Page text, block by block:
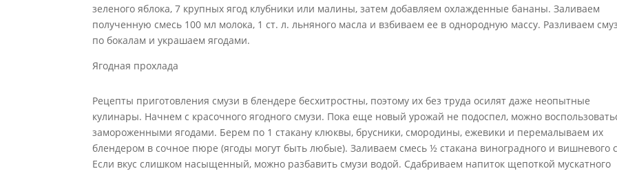
зеленого яблока, 7 крупных ягод клубники или малины, затем добавляем охлажденные бананы. Заливаем
полученную смесь 100 мл молока, 1 ст. л. льняного масла и взбиваем ее в однородную массу. Разливаем
по бокалам и украшаем ягодами.
Ягодная прохлада
Рецепты приготовления смузи в блендере бесхитростны, поэтому их без труда осилят даже неопытные
кулинары. Начнем с красочного ягодного смузи. Пока еще новый урожай не подоспел, можно
замороженными ягодами. Берем по 1 стакану клюквы, брусники, смородины, ежевики и перемалываем их
блендером в сочное пюре (ягоды могут быть любые). Заливаем смесь ½ стакана виноградного и вишневого
Если вкус слишком насыщенный, можно разбавить смузи водой. Сдабриваем напиток щепоткой мускатного